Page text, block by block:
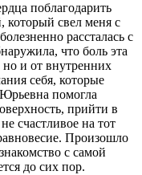
поблагодарить
свел меня с
рассталась с
что боль эта
но и от внутренних
себя, которые
помогла
прийти в
счастливое на тот
Произошло
с самой
до сих пор.